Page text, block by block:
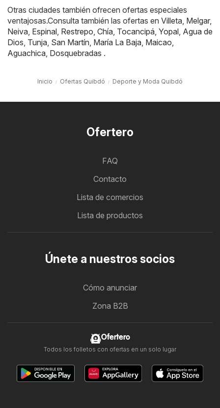
Otras ciudades también ofrecen ofertas especiales
ventajosas.Consulta también las ofertas en Villeta, Melgar,
Neiva, Espinal, Restrepo, Chía, Tocancipá, Yopal, Agua de
Dios, Tunja, San Martín, María La Baja, Maicao,
Aguachica, Dosquebradas .
Inicio Ofertas Quibdó Deporte y Moda Quibdó
Ofertero
FAQ
Contacto
Lista de comercios
Lista de productos
Únete a nuestros socios
Cómo anunciar
Zona B2B
Ofertero
Todos los folletos con ofertas en un solo lugar